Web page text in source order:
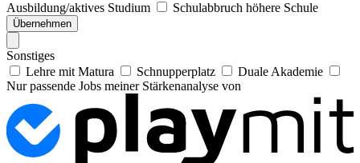
Ausbildung/aktives Studium
Schulabbruch höhere Schule
Übernehmen
Sonstiges
Lehre mit Matura
Schnupperplatz
Duale Akademie
Nur passende Jobs meiner Stärkenanalyse von